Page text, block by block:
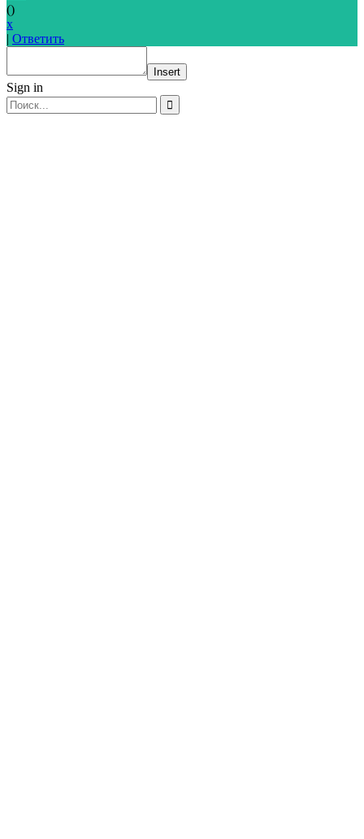
()
x
| Ответить
Insert
Sign in